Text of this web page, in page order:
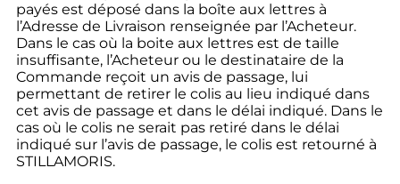
payés est déposé dans la boîte aux lettres à
l’Adresse de Livraison renseignée par l’Acheteur.
Dans le cas où la boite aux lettres est de taille
insuffisante, l’Acheteur ou le destinataire de la
Commande reçoit un avis de passage, lui
permettant de retirer le colis au lieu indiqué dans
cet avis de passage et dans le délai indiqué. Dans le
cas où le colis ne serait pas retiré dans le délai
indiqué sur l’avis de passage, le colis est retourné à
STILLAMORIS.